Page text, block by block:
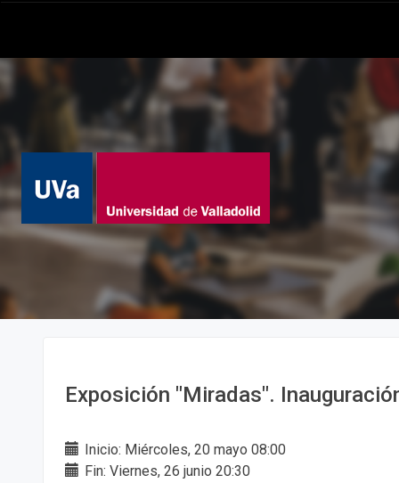
Exposición "Miradas".
Inicio: Miércoles, 20 mayo 08:00
Fin: Viernes, 26 junio 20:30